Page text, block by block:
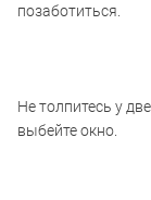
позаботиться.
Не толпитесь у
выбейте окно.